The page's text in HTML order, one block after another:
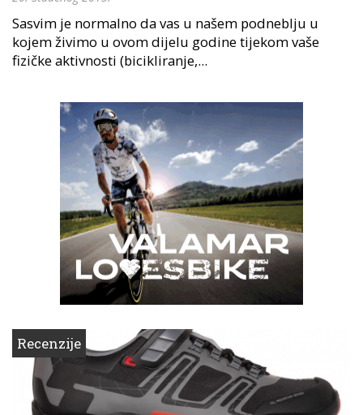
Sasvim je normalno da vas u našem podneblju u
kojem živimo u ovom dijelu godine tijekom vaše
fizičke aktivnosti (bicikliranje,...
Recenzije